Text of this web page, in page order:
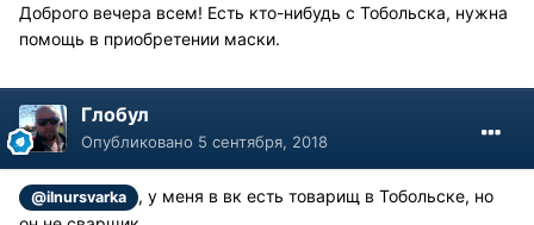
Доброго вечера всем! Есть кто-нибудь с Тобольска, нужна
помощь в приобретении маски.
Глобул
Опубликовано 5 сентября, 2018
@ilnursvarka
, у меня в вк есть товарищ в Тобольске, но